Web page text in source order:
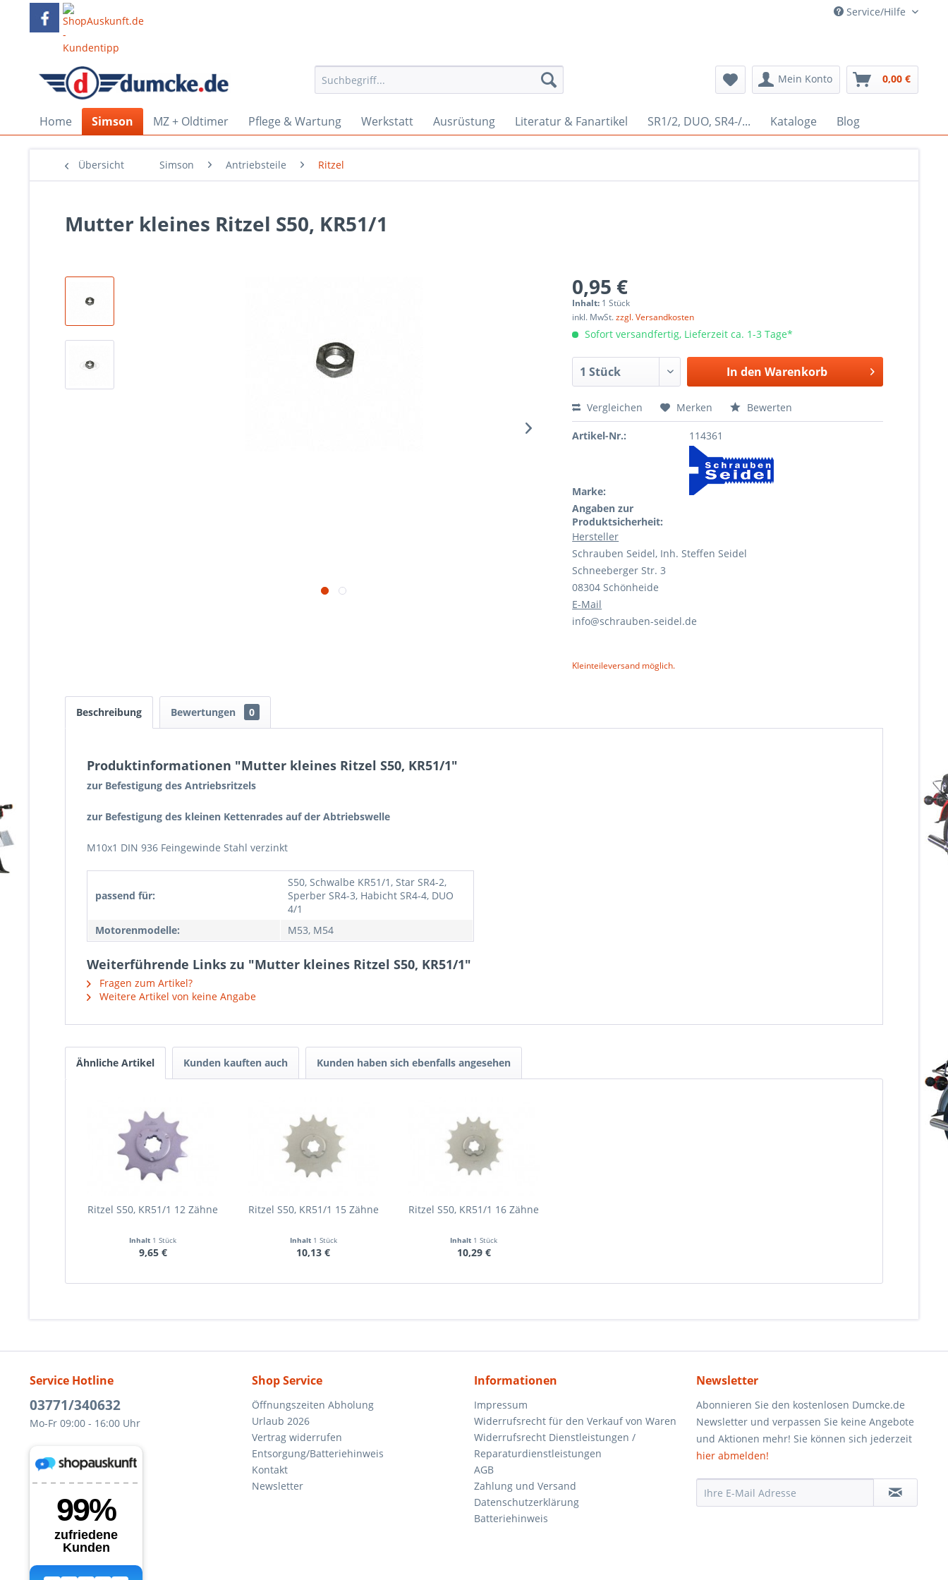
Service/Hilfe
Mein Konto 0,00 €
Home Simson MZ + Oldtimer Pflege & Wartung Werkstatt Ausrüstung Literatur & Fanartikel SR1/2, DUO, SR4-/... Kataloge Blog
Übersicht Simson Antriebsteile Ritzel
Mutter kleines Ritzel S50, KR51/1
0,95 €
Inhalt: 1 Stück
inkl. MwSt.zzgl. Versandkosten
Sofort versandfertig, Lieferzeit ca. 1-3 Tage*
In den Warenkorb
Vergleichen Merken Bewerten
Artikel-Nr.: 114361
Marke:
Angaben zur
Produktsicherheit:
Hersteller
Schrauben Seidel, Inh. Steffen Seidel
Schneeberger Str. 3
08304 Schönheide
E-Mail
info@schrauben-seidel.de
Kleinteileversand möglich.
Beschreibung Bewertungen 0
Produktinformationen "Mutter kleines Ritzel S50, KR51/1"
zur Befestigung des Antriebsritzels
zur Befestigung des kleinen Kettenrades auf der Abtriebswelle
M10x1 DIN 936 Feingewinde Stahl verzinkt
passend für:
S50, Schwalbe KR51/1, Star SR4-2,
Sperber SR4-3, Habicht SR4-4, DUO
4/1
Motorenmodelle:
M53, M54
Weiterführende Links zu "Mutter kleines Ritzel S50, KR51/1"
Fragen zum Artikel?
Weitere Artikel von keine Angabe
Ähnliche Artikel Kunden kauften auch Kunden haben sich ebenfalls angesehen
Ritzel S50, KR51/1 12 Zähne
Inhalt 1 Stück
9,65 €
Ritzel S50, KR51/1 15 Zähne
Inhalt 1 Stück
10,13 €
Ritzel S50, KR51/1 16 Zähne
Inhalt 1 Stück
10,29 €
Service Hotline
03771/340632
Mo-Fr 09:00 - 16:00 Uhr
Shop Service
Öffnungszeiten Abholung
Urlaub 2026
Vertrag widerrufen
Entsorgung/Batteriehinweis
Kontakt
Newsletter
Informationen
Impressum
Widerrufsrecht für den Verkauf von Waren
Widerrufsrecht Dienstleistungen /
Reparaturdienstleistungen
AGB
Zahlung und Versand
Datenschutzerklärung
Batteriehinweis
Newsletter
Abonnieren Sie den kostenlosen Dumcke.de
Newsletter und verpassen Sie keine Angebote
und Aktionen mehr! Sie können sich jederzeit
hier abmelden!